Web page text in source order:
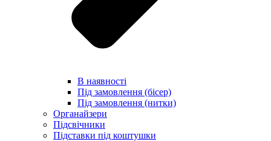
В наявності
Під замовлення (бісер)
Під замовлення (нитки)
Органайзери
Підсвічники
Підставки під коштушки